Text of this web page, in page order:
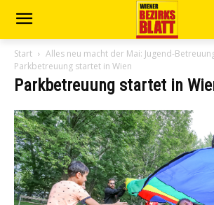
Start
Alles neu macht der Mai: Jugend-
Parkbetreuung startet in Wien
Parkbetreuung startet in